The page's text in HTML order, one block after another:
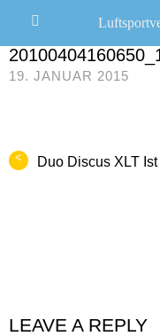
CHRISTOPH R. SCHWARZ
19. JANUAR 2015
< Duo Discus XLT Ist
LEAVE A REPLY